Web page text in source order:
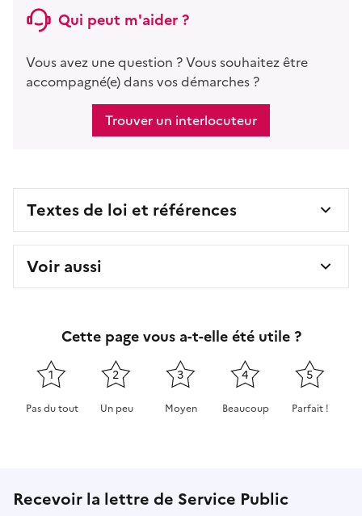
Qui peut m'aider ?
Vous avez une question ? Vous souhaitez être
accompagné(e) dans vos démarches ?
Trouver un interlocuteur
Textes de loi et références
Voir aussi
Cette page vous a-t-elle été utile ?
1
Pas du tout
2
Un peu
3
Moyen
4
Beaucoup
5
Parfait !
Recevoir la lettre de Service Public